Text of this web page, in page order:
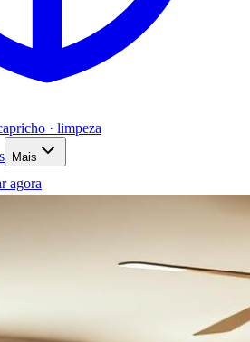
· limpeza
Mais
agora